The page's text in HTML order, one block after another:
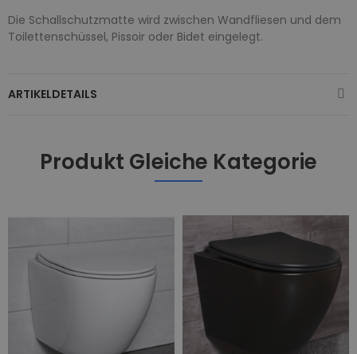
Die Schallschutzmatte wird zwischen Wandfliesen und dem
Toilettenschüssel, Pissoir oder Bidet eingelegt.
ARTIKELDETAILS
Produkt Gleiche Kategorie